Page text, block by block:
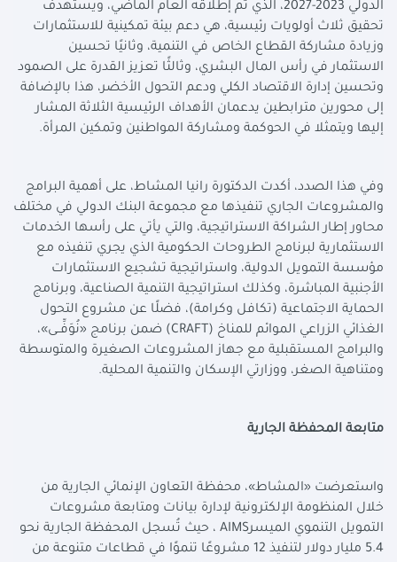
الدولي 2023-2027، الذي تم إطلاقه العام الماضي، ويستهدف
تحقيق ثلاث أولويات رئيسية، هي دعم بيئة تمكينية للاستثمارات
وزيادة مشاركة القطاع الخاص في التنمية، وثانيًا تحسين
الاستثمار في رأس المال البشري، وثالثًا تعزيز القدرة على الصمود
وتحسين إدارة الاقتصاد الكلي ودعم التحول الأخضر، هذا بالإضافة
إلى محورين مترابطين يدعمان الأهداف الرئيسية الثلاثة المشار
إليها ويتمثلا في الحوكمة ومشاركة المواطنين وتمكين المرأة.
وفي هذا الصدد، أكدت الدكتورة رانيا المشاط، على أهمية البرامج
والمشروعات الجاري تنفيذها مع مجموعة البنك الدولي في مختلف
محاور إطار الشراكة الاستراتيجية، والتي يأتي على رأسها الخدمات
الاستثمارية لبرنامج الطروحات الحكومية الذي يجري تنفيذه مع
مؤسسة التمويل الدولية، واستراتيجية تشجيع الاستثمارات
الأجنبية المباشرة، وكذلك استراتيجية التنمية الصناعية، وبرنامج
الحماية الاجتماعية (تكافل وكرامة)، فضلًا عن مشروع التحول
الغذائي الزراعي الموائم للمناخ (CRAFT) ضمن برنامج «نُوَفِّــى»،
والبرامج المستقبلية مع جهاز المشروعات الصغيرة والمتوسطة
ومتناهية الصغر، ووزارتي الإسكان والتنمية المحلية.
متابعة المحفظة الجارية
واستعرضت «المشاط»، محفظة التعاون الإنمائي الجارية من
خلال المنظومة الإلكترونية لإدارة بيانات ومتابعة مشروعات
التمويل التنموي الميسرAIMS ، حيث تُسجل المحفظة الجارية نحو
5.4 مليار دولار لتنفيذ 12 مشروعًا تنموًا في قطاعات متنوعة من